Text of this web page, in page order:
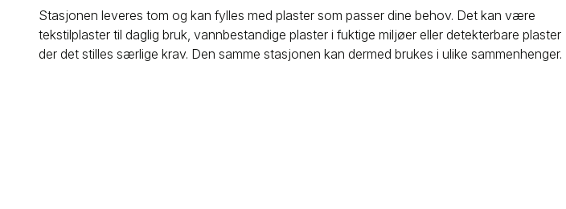
Stasjonen leveres tom og kan fylles med plaster som passer dine behov. Det kan være
tekstilplaster til daglig bruk, vannbestandige plaster i fuktige miljøer eller detekterbare plaster
der det stilles særlige krav. Den samme stasjonen kan dermed brukes i ulike sammenhenger.